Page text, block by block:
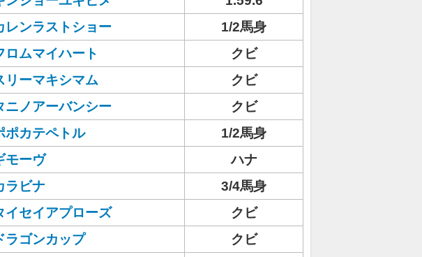
レンラストショー
1/2馬身
ロムマイハート
クビ
リーマキシマム
クビ
ニノアーバンシー
クビ
ポカテペトル
1/2馬身
モーヴ
ハナ
ラビナ
3/4馬身
イセイアプローズ
クビ
ラゴンカップ
クビ